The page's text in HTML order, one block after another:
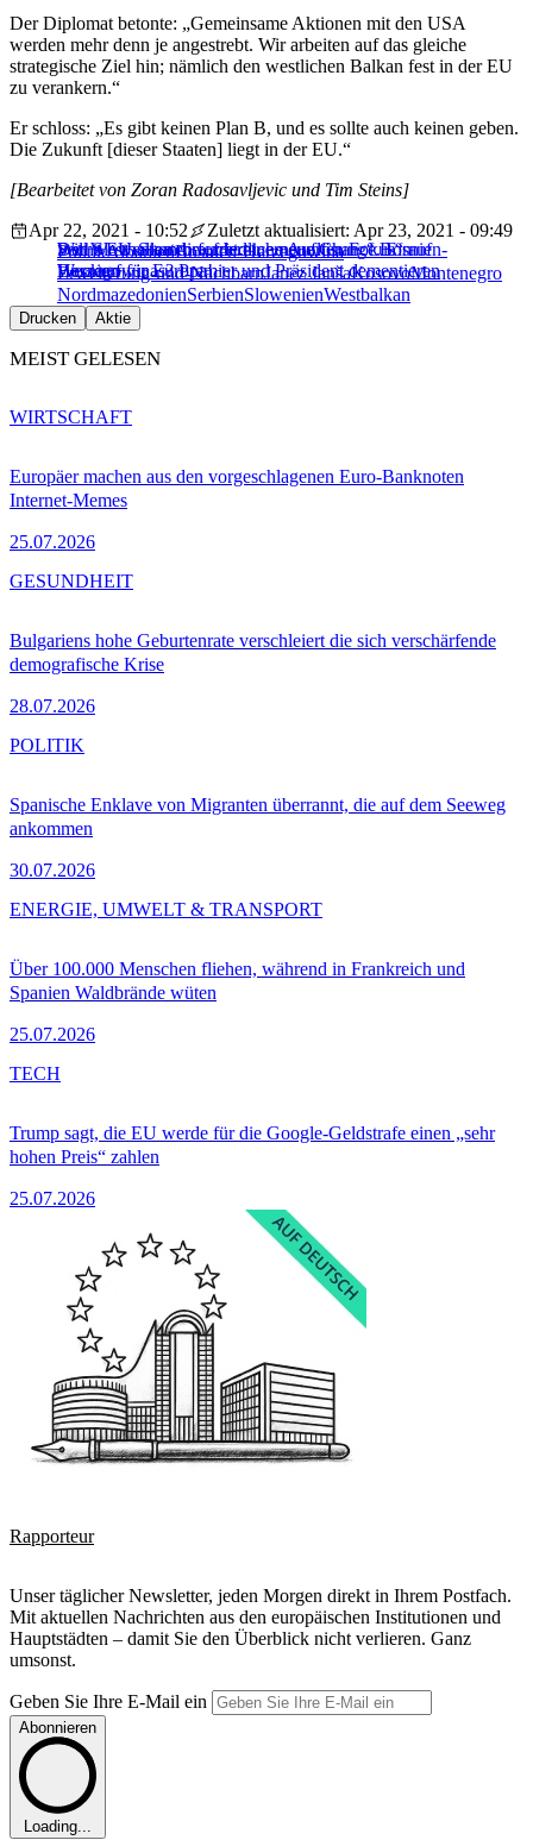
Der Diplomat betonte: „Gemeinsame Aktionen mit den USA
werden mehr denn je angestrebt. Wir arbeiten auf das gleiche
strategische Ziel hin; nämlich den westlichen Balkan fest in der EU
zu verankern.“
Er schloss: „Es gibt keinen Plan B, und es sollte auch keinen geben.
Die Zukunft [dieser Staaten] liegt in der EU.“
[Bearbeitet von Zoran Radosavljevic und Tim Steins]
Der Westbalkan braucht eine neue Chance. Ein
Weckruf für Europa!
Will Slowenien die „friedliche Auflösung“ Bosnien-
Herzegowinas? Premier und Präsident dementieren
Sechs EU-Staaten fordern „erneuerten Fokus“ auf
Bosnien
Apr 22, 2021 - 10:52
Zuletzt aktualisiert: Apr 23, 2021 - 09:49
PolitikAlbanienBosnien-Herzegowina
Erweiterung-und-NachbarnJanez JanšaKosovoMontenegro
NordmazedonienSerbienSlowenienWestbalkan
Drucken Aktie
MEIST GELESEN
Europäer machen aus den vorgeschlagenen Euro-Banknoten
Internet-Memes
25.07.2026
WIRTSCHAFT
Bulgariens hohe Geburtenrate verschleiert die sich verschärfende
demografische Krise
28.07.2026
GESUNDHEIT
Spanische Enklave von Migranten überrannt, die auf dem Seeweg
ankommen
30.07.2026
POLITIK
Über 100.000 Menschen fliehen, während in Frankreich und
Spanien Waldbrände wüten
25.07.2026
ENERGIE, UMWELT & TRANSPORT
Trump sagt, die EU werde für die Google-Geldstrafe einen „sehr
hohen Preis“ zahlen
25.07.2026
TECH
Rapporteur
Unser täglicher Newsletter, jeden Morgen direkt in Ihrem Postfach.
Mit aktuellen Nachrichten aus den europäischen Institutionen und
Hauptstädten – damit Sie den Überblick nicht verlieren. Ganz
umsonst.
Geben Sie Ihre E-Mail ein
Abonnieren
Loading...